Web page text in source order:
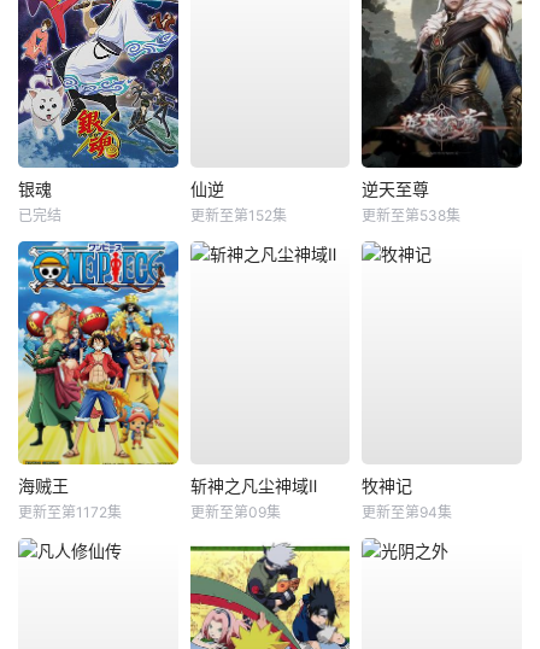
银魂
已完结
仙逆
更新至第152集
逆天至尊
更新至第538集
海贼王
更新至第1172集
斩神之凡尘神域Ⅱ
更新至第09集
牧神记
更新至第94集